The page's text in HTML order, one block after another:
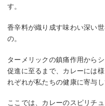
す。
香辛料が織り成す味わい深い
の。
ターメリックの鎮痛作用から
促進に至るまで、カレーには
れぞれが私たちの健康に寄与し
ここでは、カレーのスピリチ